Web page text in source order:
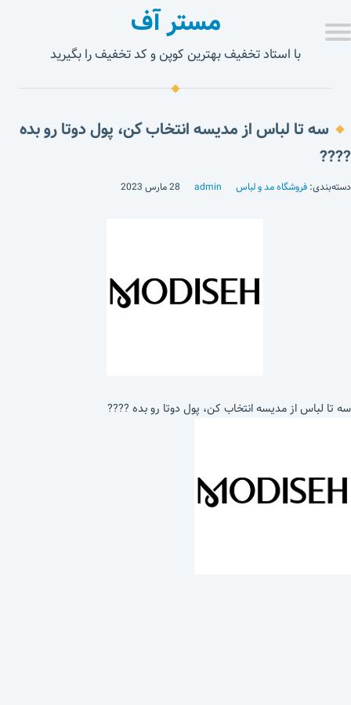
مستر آف
با استاد تخفیف بهترین کوپن و کد تخفیف را بگیرید
سه تا لباس از مدیسه انتخاب کن، پول دوتا رو بده
????
دسته‌بندی: فروشگاه مد و لباس admin 28 مارس 2023
سه تا لباس از مدیسه انتخاب کن، پول دوتا رو بده ????